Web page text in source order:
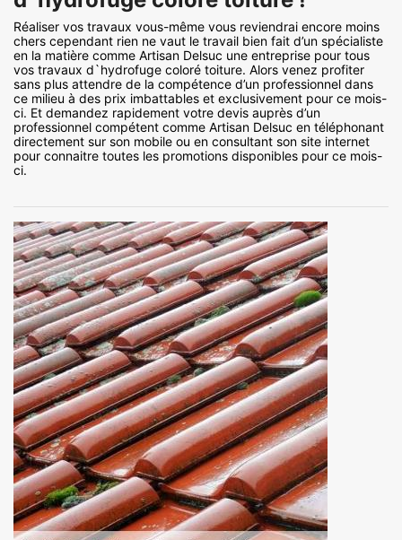
Réaliser vos travaux vous-même vous reviendrai encore moins
chers cependant rien ne vaut le travail bien fait d’un spécialiste
en la matière comme Artisan Delsuc une entreprise pour tous
vos travaux d`hydrofuge coloré toiture. Alors venez profiter
sans plus attendre de la compétence d’un professionnel dans
ce milieu à des prix imbattables et exclusivement pour ce mois-
ci. Et demandez rapidement votre devis auprès d’un
professionnel compétent comme Artisan Delsuc en téléphonant
directement sur son mobile ou en consultant son site internet
pour connaitre toutes les promotions disponibles pour ce mois-
ci.